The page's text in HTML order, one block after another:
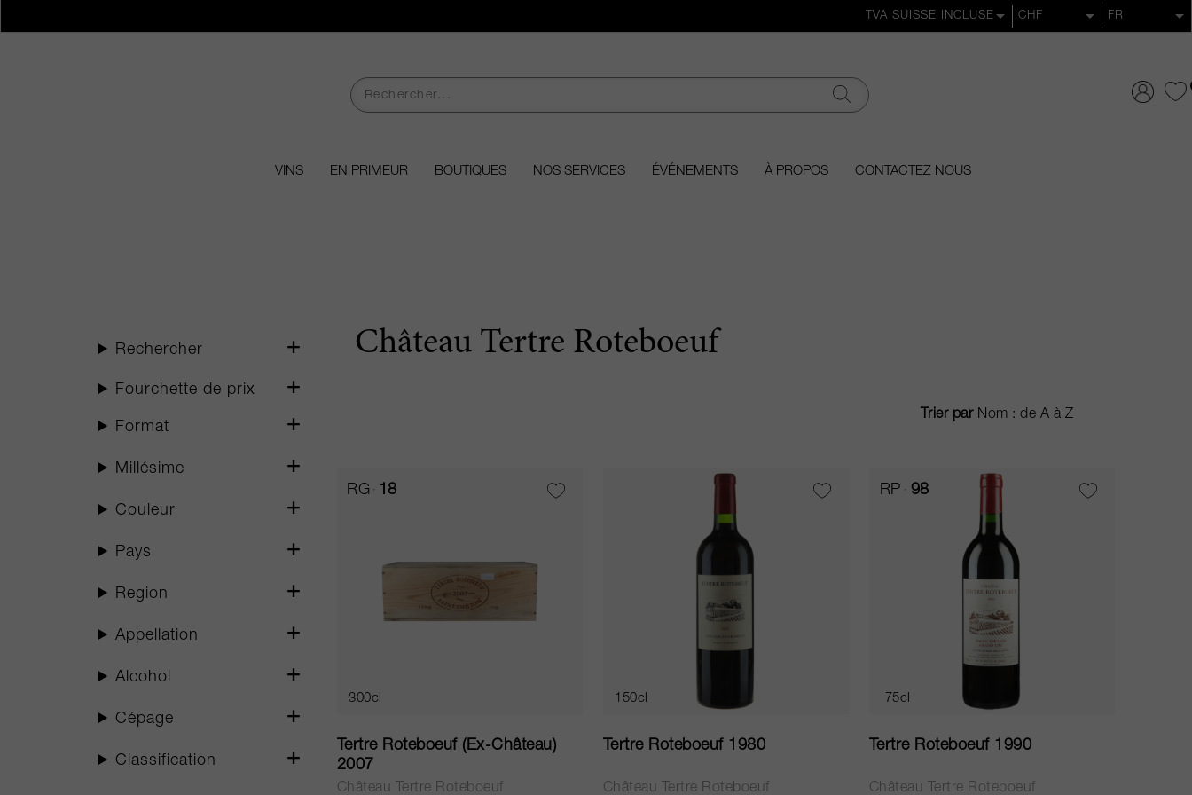
VINS EN PRIMEUR BOUTIQUES NOS SERVICES ÉVÉNEMENTS À PROPOS CONTACTEZ NOUS
Château Tertre Roteboeuf
Trier par
RG 18
300cl
Tertre Roteboeuf (Ex-Château)
2007
Château Tertre Roteboeuf
150cl
Tertre Roteboeuf 1980
Château Tertre Roteboeuf
RP 98
75cl
Tertre Roteboeuf 1990
Château Tertre Roteboeuf
Rechercher
Fourchette de prix
Format
Millésime
Couleur
Pays
Region
Appellation
Alcohol
Cépage
Classification